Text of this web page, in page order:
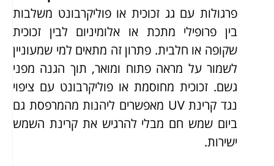
פרגולות עם גג זכוכית או פוליקרבונט משלבות
בין פרופילי מתכת או אלומיניום לבין זכוכית
שקופה או חלבית. פתרון זה מתאים למי שמעוניין
לשמור על מראה פתוח ומואר, תוך הגנה מפני
גשם. זכוכית מחוסמת או פוליקרבונט עם ציפוי
נגד קרינת UV מאפשרים ליהנות מהמרפסת גם
ביום שמש חם מבלי להרגיש את קרינת השמש
ישירות.